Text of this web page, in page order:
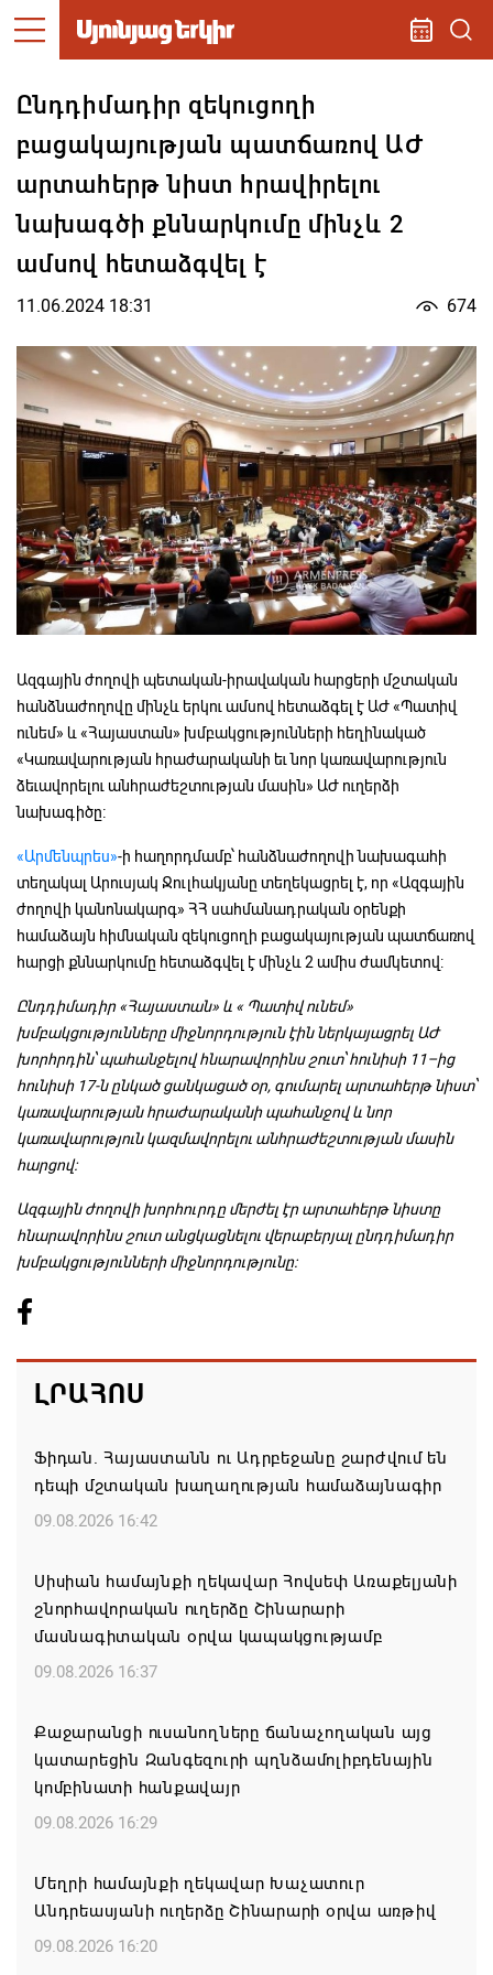
Ընդդիմադիր զեկուցողի
բացակայության պատճառով ԱԺ
արտահերթ նիստ հրավիրելու
նախագծի քննարկումը մինչև 2
ամսով հետաձգվել է
11.06.2024 18:31 674
Ազգային ժողովի պետական-իրավական հարցերի մշտական
հանձնաժողովը մինչև երկու ամսով հետաձգել է ԱԺ «Պատիվ
ունեմ» և «Հայաստան» խմբակցությունների հեղինակած
«Կառավարության հրաժարականի եւ նոր կառավարություն
ձեւավորելու անհրաժեշտության մասին» ԱԺ ուղերձի
նախագիծը։
«Արմենպրես»-ի հաղորդմամբ՝ հանձնաժողովի նախագահի
տեղակալ Արուսյակ Ջուլհակյանը տեղեկացրել է, որ «Ազգային
ժողովի կանոնակարգ» ՀՀ սահմանադրական օրենքի
համաձայն հիմնական զեկուցողի բացակայության պատճառով
հարցի քննարկումը հետաձգվել է մինչև 2 ամիս ժամկետով:
Ընդդիմադիր «Հայաստան» և « Պատիվ ունեմ»
խմբակցությունները միջնորդություն էին ներկայացրել ԱԺ
խորհրդին՝ պահանջելով հնարավորինս շուտ՝ հունիսի 11–ից
հունիսի 17-ն ընկած ցանկացած օր, գումարել արտահերթ նիստ՝
կառավարության հրաժարականի պահանջով և նոր
կառավարություն կազմավորելու անհրաժեշտության մասին
հարցով։
Ազգային ժողովի խորհուրդը մերժել էր արտահերթ նիստը
հնարավորինս շուտ անցկացնելու վերաբերյալ ընդդիմադիր
խմբակցությունների միջնորդությունը:
ԼՐԱՀՈՍ
Ֆիդան. Հայաստանն ու Ադրբեջանը շարժվում են
դեպի մշտական խաղաղության համաձայնագիր
09.08.2026 16:42
Սիսիան համայնքի ղեկավար Հովսեփ Առաքելյանի
շնորհավորական ուղերձը Շինարարի
մասնագիտական օրվա կապակցությամբ
09.08.2026 16:37
Քաջարանցի ուսանողները ճանաչողական այց
կատարեցին Զանգեզուրի պղնձամոլիբդենային
կոմբինատի հանքավայր
09.08.2026 16:29
Մեղրի համայնքի ղեկավար Խաչատուր
Անդրեասյանի ուղերձը Շինարարի օրվա առթիվ
09.08.2026 16:20